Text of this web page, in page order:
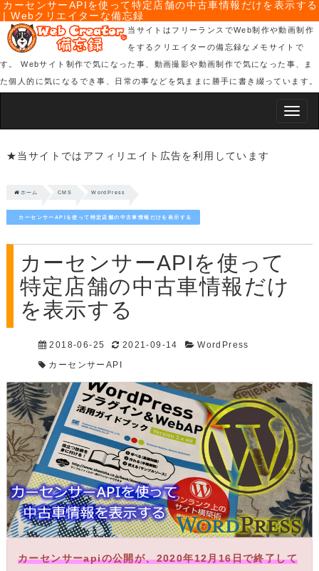
カーセンサーAPIを使って特定店舗の中古車情報だけを表示する
| Webクリエイターな備忘録
当サイトはフリーランスでWeb制作や動画制作
をするクリエイターの備忘録なメモサイトで
す。 Webサイト制作で気になった事、動画撮影や動画制作で気になった事、ま
た個人的に気になるでき事、日常の事などを気ままに勝手に書き綴っています。
★当サイトではアフィリエイト広告を利用しています
ホーム CMS WordPress
カーセンサーAPIを使って特定店舗の中古車情報だけを表示する
カーセンサーAPIを使って
特定店舗の中古車情報だけ
を表示する
2018-06-25 2021-09-14
WordPress
カーセンサーAPI
カーセンサーapiの公開が、2020年12月16日で終了して